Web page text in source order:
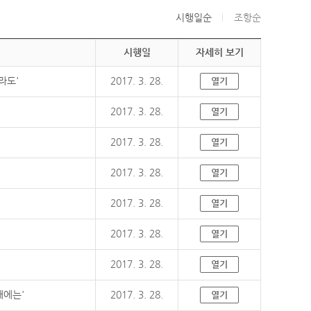
시행일순 조항순
시행일 자세히 보기
도' 2017. 3. 28. 열기
2017. 3. 28. 열기
2017. 3. 28. 열기
2017. 3. 28. 열기
2017. 3. 28. 열기
2017. 3. 28. 열기
2017. 3. 28. 열기
에는' 2017. 3. 28. 열기